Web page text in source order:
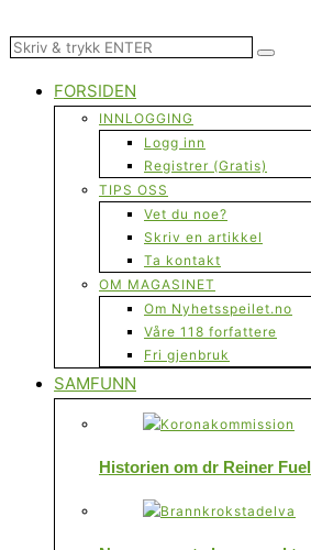
FORSIDEN
INNLOGGING
Logg inn
Registrer (Gratis)
TIPS OSS
Vet du noe?
Skriv en artikkel
Ta kontakt
OM MAGASINET
Om Nyhetsspeilet.no
Våre 118 forfattere
Fri gjenbruk
SAMFUNN
Historien om dr Reiner